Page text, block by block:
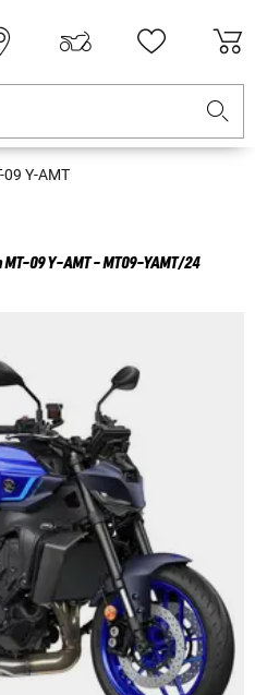
09 Y-AMT
MT-09 Y-AMT - MT09-YAMT/24